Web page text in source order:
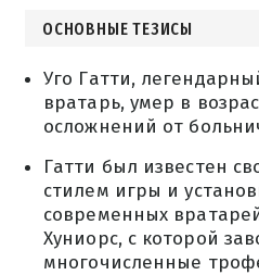
ОСНОВНЫЕ ТЕЗИСЫ
Уго Гатти,
вратарь, умер в
осложнений от
Гатти был известен
стилем игры и
современных
Хуниорс, с которой
многочисленные